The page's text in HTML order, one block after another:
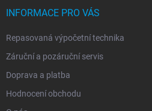
INFORMACE PRO VÁS
Repasovaná výpočetní technika
Záruční a pozáruční servis
Doprava a platba
Hodnocení obchodu